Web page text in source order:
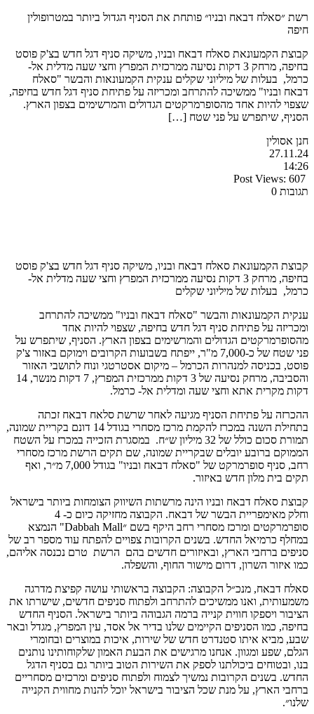
רשת ״סאלח דבאח ובניו״ פותחת את הסניף הגדול ביותר במטרופולין
חיפה
קבוצת הקמעונאת סאלח דבאח ובניו, משיקה סניף דגל חדש בצ'ק פוסט
בחיפה, מרחק 3 דקות נסיעה ממרכזית המפרץ וחצי שעה מדלית אל-
כרמל, בעלות של מיליוני שקלים ענקית הקמעונאות והבשר "סאלח
דבאח ובניו" ממשיכה להתרחב ומכריזה על פתיחת סניף דגל חדש בחיפה,
שצפוי להיות אחד מהסופרמרקטים הגדולים והמרשימים בצפון הארץ.
הסניף, שיתפרש על פני שטח […]
חנן אסולין
27.11.24
14:26
Post Views: 607
תגובות 0
קבוצת הקמעונאת סאלח דבאח ובניו, משיקה סניף דגל חדש בצ'ק פוסט
בחיפה, מרחק 3 דקות נסיעה ממרכזית המפרץ וחצי שעה מדלית אל-
כרמל, בעלות של מיליוני שקלים
ענקית הקמעונאות והבשר "סאלח דבאח ובניו" ממשיכה להתרחב
ומכריזה על פתיחת סניף דגל חדש בחיפה, שצפוי להיות אחד
מהסופרמרקטים הגדולים והמרשימים בצפון הארץ. הסניף, שיתפרש על
פני שטח של כ-7,000 מ"ר, ייפתח בשבועות הקרובים וימוקם באזור צ'ק
פוסט, בכניסה למנהרות הכרמל – מיקום אסטרטגי ונוח לתושבי האזור
והסביבה, מרחק נסיעה של 3 דקות ממרכזית המפרץ, 7 דקות מנשר, 14
דקות מקרית אתא וחצי שעה ומדלית אל- כרמל.
ההכרזה על פתיחת הסניף מגיעה לאחר שרשת סלאח דבאח זכתה
בתחילת השנה במכרז להקמת מרכז מסחרי בגודל 14 דונם בקריית שמונה,
תמורת סכום כולל של 32 מיליון ש״ח. במסגרת הזכייה במכרז על השטח
הממוקם ברובע יובלים שבקריית שמונה, שם תקים הרשת מרכז מסחרי
רחב, סניף סופרמרקט של "סאלח דבאח ובניו" בגודל 7,000 מ״ר, ואף
תקים בית מלון חדש באיזור.
קבוצת סאלח דבאח ובניו הינה מרשתות השיווק הצומחות ביותר בישראל
וחלק מאימפריית הבשר של דבאח. הקבוצה מחזיקה כיום כ- 4
סופרמרקטים ומרכז מסחרי רחב היקף בשם ״Dabbah Mall" הנמצא
במחלף כרמיאל החדש. בשנים הקרובות צפויים להפתח עוד מספר רב של
סניפים ברחבי הארץ, ובאיזורים חדשים בהם הרשת טרם נכנסה אליהם,
כמו איזור השרון, דרום מישור החוף, והשפלה.
סאלח דבאח, מנכ״ל הקבוצה: הקבוצה בראשותי עושה קפיצת מדרגה
משמעותית, ואנו ממשיכים להתרחב ולפתוח סניפים חדשים, שישרתו את
הציבור ויספקו חווית קנייה ברמה הגבוהה ביותר בישראל. הסניף החדש
בחיפה, כמו הסניפים הקיימים שלנו בדיר אל אסד, עין המפרץ, מגדל ובאר
שבע, מביא איתו סטנדרט חדש של שירות, איכות במוצרים ובחומרי
הגלם, שפע ומגוון. אנחנו מרגישים את הבעת האמון שלקוחותינו נותנים
בנו, ובטוחים ביכולתנו לספק את השירות הטוב ביותר גם בסניף הדגל
החדש. בשנים הקרובות נמשיך לצמוח ולפתוח סניפים ומרכזים מסחריים
ברחבי הארץ, על מנת שכל הציבור בישראל יוכל להנות מחווית הקנייה
שלנו״.